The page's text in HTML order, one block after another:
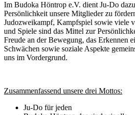
Im Budoka Höntrop e.V. dient Ju-Do
Persönlichkeit unsere Mitglieder zu
Judozweikampf, Kampfspiel sowie viele
und Spiele sind das Mittel zur
Freude an der Bewegung, das Erkennen
Schwächen sowie soziale Aspekte
uns im Vordergrund.
Zusammenfassend unsere drei Mottos:
Ju-Do für jeden